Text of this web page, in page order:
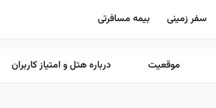
سفر زمینی بیمه مسافرتی
موقعیت درباره هتل و امتیاز کاربران